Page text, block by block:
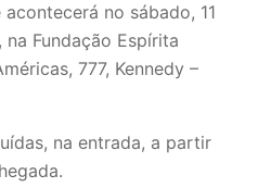
no sábado, 11
na Fundação Espírita
777, Kennedy –
na entrada, a partir